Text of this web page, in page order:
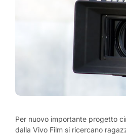
Per nuovo importante progetto
dalla Vivo Film si ricercano